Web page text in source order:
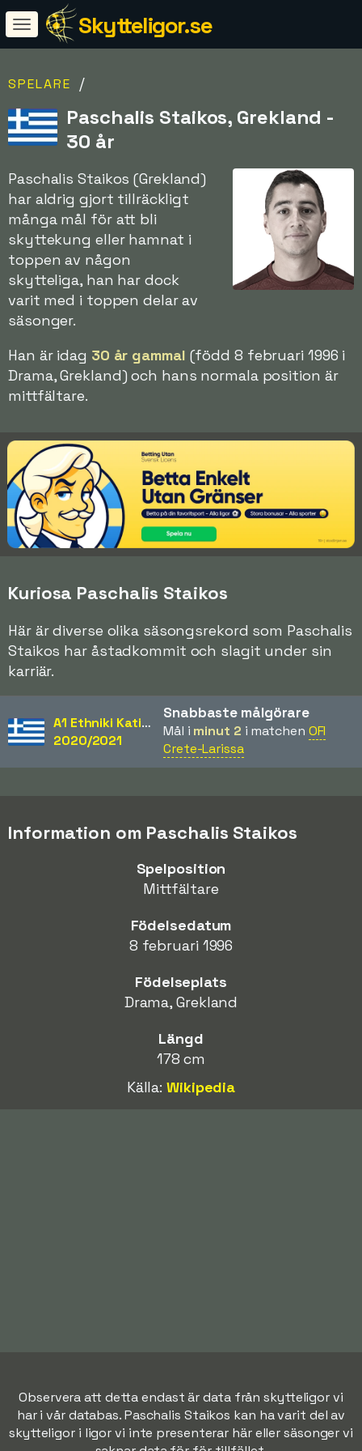
Skytteligor.se
SPELARE /
Paschalis Staikos, Grekland -
30 år
Paschalis Staikos (Grekland)
har aldrig gjort tillräckligt
många mål för att bli
skyttekung eller hamnat i
toppen av någon
skytteliga, han har dock
varit med i toppen delar av
säsonger.
Han är idag 30 år gammal (född 8 februari 1996 i
Drama, Grekland) och hans normala position är
mittfältare.
Kuriosa Paschalis Staikos
Här är diverse olika säsongsrekord som Paschalis
Staikos har åstadkommit och slagit under sin
karriär.
A1 Ethniki Katigoria
2020/2021
Snabbaste målgörare
Mål i minut 2 i matchen OFI
Crete-Larissa
Information om Paschalis Staikos
Spelposition
Mittfältare
Födelsedatum
8 februari 1996
Födelseplats
Drama, Grekland
Längd
178 cm
Källa:Wikipedia
Observera att detta endast är data från skytteligor vi
har i vår databas. Paschalis Staikos kan ha varit del av
skytteligor i ligor vi inte presenterar här eller säsonger vi